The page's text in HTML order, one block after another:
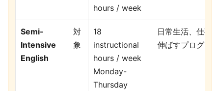
hours / week
Semi-
Intensive
English
対
象
18
instructional
hours / week
Monday-
Thursday
日常生活、仕事
伸ばすプログラ